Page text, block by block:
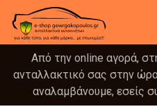
Από την online αγορά,
ανταλλακτικό σας στην
αναλαμβάνουμε, εσείς